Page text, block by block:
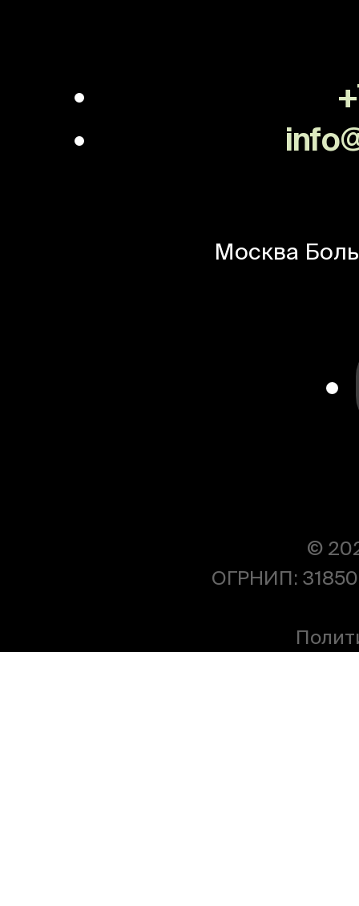
Москва
©
ОГРНИП: